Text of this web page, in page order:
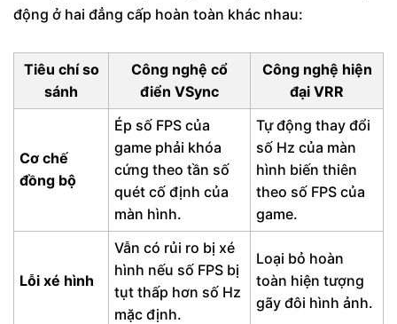
động ở hai đẳng cấp hoàn toàn khác nhau:
Tiêu chí so
sánh
Công nghệ cổ
điển VSync
Công nghệ hiện
đại VRR
Cơ chế
đồng bộ
Ép số FPS của
game phải khóa
cứng theo tần số
quét cố định của
màn hình.
Tự động thay đổi
số Hz của màn
hình biến thiên
theo số FPS của
game.
Lỗi xé hình
Vẫn có rủi ro bị xé
hình nếu số FPS bị
tụt thấp hơn số Hz
mặc định.
Loại bỏ hoàn
toàn hiện tượng
gãy đôi hình ảnh.